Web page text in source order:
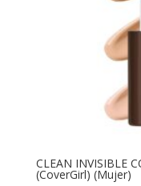
CLEAN INVISIBLE
(CoverGirl) (Mujer)